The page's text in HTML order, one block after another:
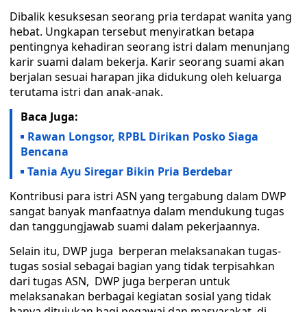
Dibalik kesuksesan seorang pria terdapat wanita yang
hebat. Ungkapan tersebut menyiratkan betapa
pentingnya kehadiran seorang istri dalam menunjang
karir suami dalam bekerja. Karir seorang suami akan
berjalan sesuai harapan jika didukung oleh keluarga
terutama istri dan anak-anak.
Baca Juga:
Rawan Longsor, RPBL Dirikan Posko Siaga
Bencana
Tania Ayu Siregar Bikin Pria Berdebar
Kontribusi para istri ASN yang tergabung dalam DWP
sangat banyak manfaatnya dalam mendukung tugas
dan tanggungjawab suami dalam pekerjaannya.
Selain itu, DWP juga berperan melaksanakan tugas-
tugas sosial sebagai bagian yang tidak terpisahkan
dari tugas ASN, DWP juga berperan untuk
melaksanakan berbagai kegiatan sosial yang tidak